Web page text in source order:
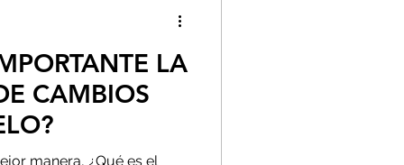
LA
CAMBIOS
manera, ¿Qué es el